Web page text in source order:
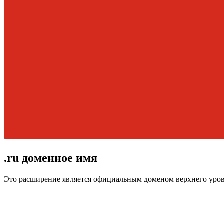
.ru доменное имя
Это расширение является официальным доменом верхнего